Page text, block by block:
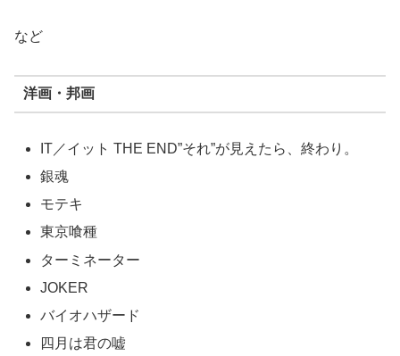
など
洋画・邦画
IT／イット THE END”それ”が見えたら、終わり。
銀魂
モテキ
東京喰種
ターミネーター
JOKER
バイオハザード
四月は君の嘘